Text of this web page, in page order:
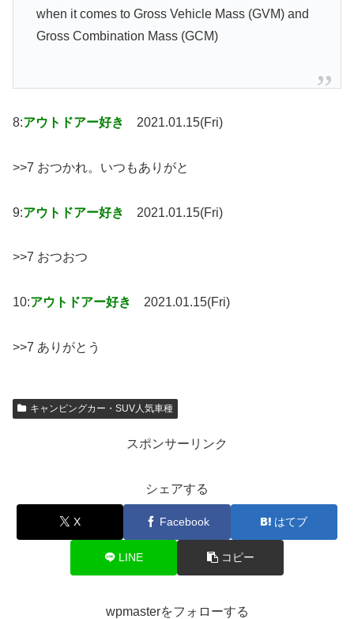
when it comes to Gross Vehicle Mass (GVM) and
Gross Combination Mass (GCM)
8:アウトドアー好き 2021.01.15(Fri)
>>7 おつかれ。いつもありがと
9:アウトドアー好き 2021.01.15(Fri)
>>7 おつおつ
10:アウトドアー好き 2021.01.15(Fri)
>>7 ありがとう
キャンピングカー・SUV人気車種
スポンサーリンク
シェアする
X Facebook はてブ
LINE コピー
wpmasterをフォローする